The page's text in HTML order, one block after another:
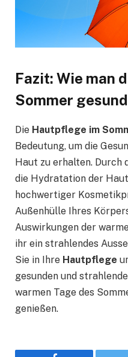
Fazit: Wie man
Sommer
Die Hautpflege im
Bedeutung, um die
Haut zu erhalten. Durch
die Hydratation der
hochwertiger
Außenhülle Ihres
Auswirkungen der
ihr ein strahlendes
Sie in Ihre Hautpflege
gesunden und
warmen Tage des
genießen.